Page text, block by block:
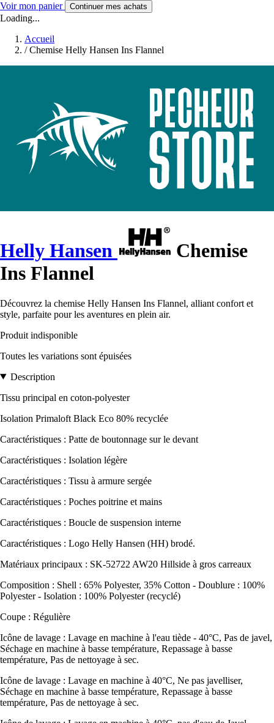
Voir mon panier Continuer mes achats
Loading...
Accueil
/ Chemise Helly Hansen Ins Flannel
Helly Hansen
Chemise
Ins Flannel
Découvrez la chemise Helly Hansen Ins Flannel, alliant confort et
style, parfaite pour les aventures en plein air.
Produit indisponible
Toutes les variations sont épuisées
Description
Tissu principal en coton-polyester
Isolation Primaloft Black Eco 80% recyclée
Caractéristiques : Patte de boutonnage sur le devant
Caractéristiques : Isolation légère
Caractéristiques : Tissu à armure sergée
Caractéristiques : Poches poitrine et mains
Caractéristiques : Boucle de suspension interne
Caractéristiques : Logo Helly Hansen (HH) brodé.
Matériaux principaux : SK-52722 AW20 Hillside à gros carreaux
Composition : Shell : 65% Polyester, 35% Cotton - Doublure : 100%
Polyester - Isolation : 100% Polyester (recyclé)
Coupe : Régulière
Icône de lavage : Lavage en machine à l'eau tiède - 40°C, Pas de javel,
Séchage en machine à basse température, Repassage à basse
température, Pas de nettoyage à sec.
Icône de lavage : Lavage en machine à 40°C, Ne pas javelliser,
Séchage en machine à basse température, Repassage à basse
température, Pas de nettoyage à sec.